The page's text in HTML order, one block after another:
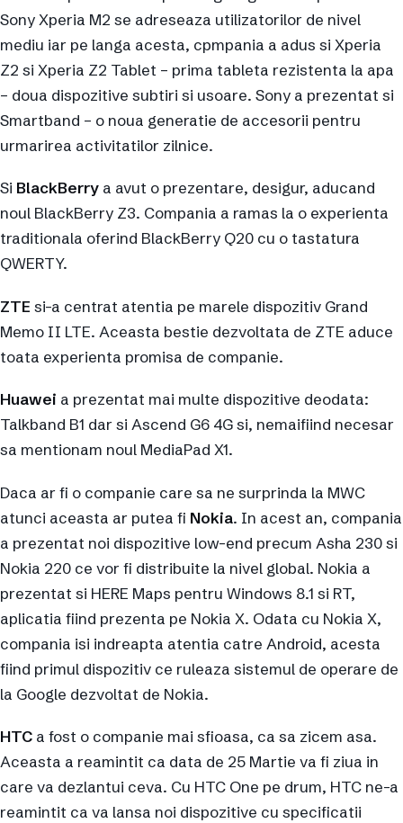
Sony Xperia M2 se adreseaza utilizatorilor de nivel
mediu iar pe langa acesta, cpmpania a adus si Xperia
Z2 si Xperia Z2 Tablet – prima tableta rezistenta la apa
– doua dispozitive subtiri si usoare. Sony a prezentat si
Smartband – o noua generatie de accesorii pentru
urmarirea activitatilor zilnice.
Si BlackBerry a avut o prezentare, desigur, aducand
noul BlackBerry Z3. Compania a ramas la o experienta
traditionala oferind BlackBerry Q20 cu o tastatura
QWERTY.
ZTE si-a centrat atentia pe marele dispozitiv Grand
Memo II LTE. Aceasta bestie dezvoltata de ZTE aduce
toata experienta promisa de companie.
Huawei a prezentat mai multe dispozitive deodata:
Talkband B1 dar si Ascend G6 4G si, nemaifiind necesar
sa mentionam noul MediaPad X1.
Daca ar fi o companie care sa ne surprinda la MWC
atunci aceasta ar putea fi Nokia. In acest an, compania
a prezentat noi dispozitive low-end precum Asha 230 si
Nokia 220 ce vor fi distribuite la nivel global. Nokia a
prezentat si HERE Maps pentru Windows 8.1 si RT,
aplicatia fiind prezenta pe Nokia X. Odata cu Nokia X,
compania isi indreapta atentia catre Android, acesta
fiind primul dispozitiv ce ruleaza sistemul de operare de
la Google dezvoltat de Nokia.
HTC a fost o companie mai sfioasa, ca sa zicem asa.
Aceasta a reamintit ca data de 25 Martie va fi ziua in
care va dezlantui ceva. Cu HTC One pe drum, HTC ne-a
reamintit ca va lansa noi dispozitive cu specificatii